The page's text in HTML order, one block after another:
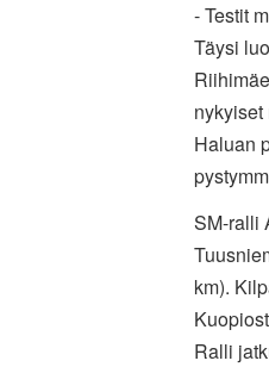
- Testit
Täysi
nykyiset
Haluan
SM-ralli
km).
Ralli